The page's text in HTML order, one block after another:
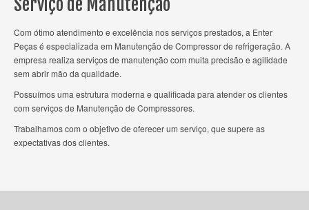
Serviço de Manutenção
Com ótimo atendimento e excelência nos serviços prestados, a Enter
Peças é especializada em Manutenção de Compressor de refrigeração. A
empresa realiza serviços de manutenção com muita precisão e agilidade
sem abrir mão da qualidade.
Possuímos uma estrutura moderna e qualificada para atender os clientes
com serviços de Manutenção de Compressores.
Trabalhamos com o objetivo de oferecer um serviço, que supere as
expectativas dos clientes.